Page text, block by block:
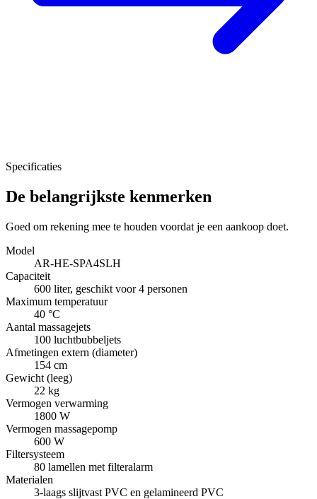
Specificaties
De belangrijkste kenmerken
Goed om rekening mee te houden voordat je een aankoop doet.
Model
AR-HE-SPA4SLH
Capaciteit
600 liter, geschikt voor 4 personen
Maximum temperatuur
40 °C
Aantal massagejets
100 luchtbubbeljets
Afmetingen extern (diameter)
154 cm
Gewicht (leeg)
22 kg
Vermogen verwarming
1800 W
Vermogen massagepomp
600 W
Filtersysteem
80 lamellen met filteralarm
Materialen
3-laags slijtvast PVC en gelamineerd PVC